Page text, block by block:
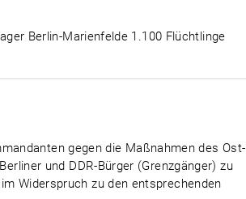
Berlin-Marienfelde 1.100 Flüchtlinge
gegen die Maßnahmen des Ost-
und DDR-Bürger (Grenzgänger) zu
Widerspruch zu den entsprechenden